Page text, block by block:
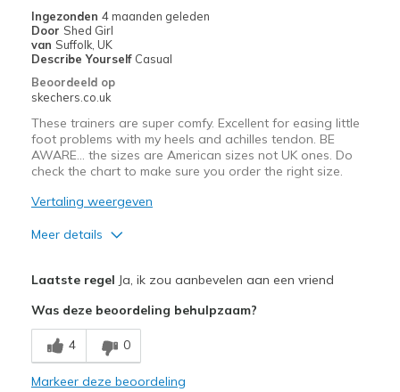
Width
Feels true to width
Sizing
View On Shoes
Shoes are for Wearing
Ingezonden 4 maanden geleden
Door Shed Girl
van Suffolk, UK
Describe Yourself Casual
Beoordeeld op
skechers.co.uk
These trainers are super comfy. Excellent for easing little
foot problems with my heels and achilles tendon. BE
AWARE... the sizes are American sizes not UK ones. Do
check the chart to make sure you order the right size.
Vertaling weergeven
Meer details
Comfortable
Stylish
Laatste regel Ja, ik zou aanbevelen aan een vriend
Was deze beoordeling behulpzaam?
4 0
Markeer deze beoordeling